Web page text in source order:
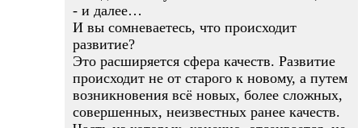
- и далее…
И вы сомневаетесь, что происходит
развитие?
Это расширяется сфера качеств. Развитие
происходит не от старого к новому, а путем
возникновения всё новых, более сложных,
совершенных, неизвестных ранее качеств.